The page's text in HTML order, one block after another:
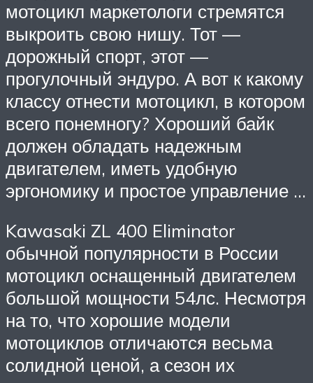
мотоцикл маркетологи стремятся
выкроить свою нишу. Тот —
дорожный спорт, этот —
прогулочный эндуро. А вот к какому
классу отнести мотоцикл, в котором
всего понемногу? Хороший байк
должен обладать надежным
двигателем, иметь удобную
эргономику и простое управление …
Kawasaki ZL 400 Eliminator
обычной популярности в России
мотоцикл оснащенный двигателем
большой мощности 54лс. Несмотря
на то, что хорошие модели
мотоциклов отличаются весьма
солидной ценой, а сезон их